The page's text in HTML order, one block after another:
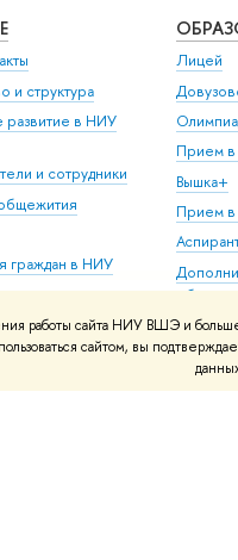
работы сайта НИУ ВШЭ и
сайтом, вы
и структура
развитие в НИУ
и сотрудники
граждан в НИУ
капитала
коррупции
Лицей
Прием в
Вышка+
Прием в
Центр
Бизнес-